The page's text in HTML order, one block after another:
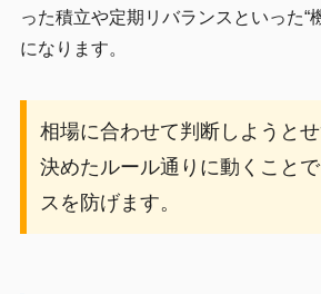
った積立や定期リバランスといった“
になります。
相場に合わせて判断しようと
決めたルール通りに動くこと
スを防げます。